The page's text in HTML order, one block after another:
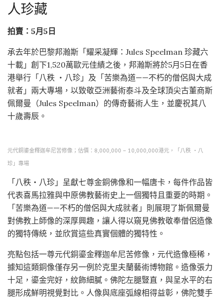
人珍藏
拍賣：5月5日
承去年於巴黎邦瀚斯「耀采凝輝：Jules Speelman 珍藏六
十載」創下1,520萬歐元佳績之後，邦瀚斯將於5月5日在香
港舉行「八秩 ‧八珍」及「苦樂為道——不朽的僧侶與大成
就者」兩大專場，以致敬亞洲藝術泰斗及全球頂尖古董商斯
佩爾曼（Jules Speelman）的傳奇藝術人生，並慶祝其八
十歲壽辰。
元代銅鎏金釋迦牟尼苦修像；估價：8,000,000 – 10,000,000港元，「八秩 ‧八
珍」專場
「八秩‧八珍」呈獻七尊金銅佛像和一幅唐卡，每件作品皆
代表喜馬拉雅與中原佛教藝術史上一個獨特且重要的時期。
「苦樂為道——不朽的僧侶與大成就者」則展現了斯佩爾曼
對佛教上師像的深厚興趣，讓人得以窺見佛教敬奉僧侶造像
的獨特傳統，並欣賞這些真實個體的獨特性。
亮點包括一尊元代銅鎏金釋迦牟尼苦修像，元代造像極稀，
據知這類銅像僅存另一例於克里夫蘭藝術博物館。造像張力
十足，鎏金完好，紋飾細膩。佛陀左腿豎直，與呈水平的右
腿形成鮮明視覺對比。人像與底座弧線相得益彰，佛陀雙手